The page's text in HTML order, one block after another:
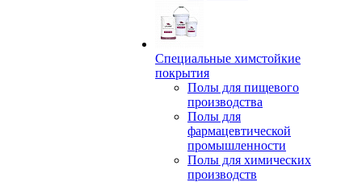
Специальные химстойкие
покрытия
Полы для пищевого
производства
Полы для
фармацевтической
промышленности
Полы для химических
производств